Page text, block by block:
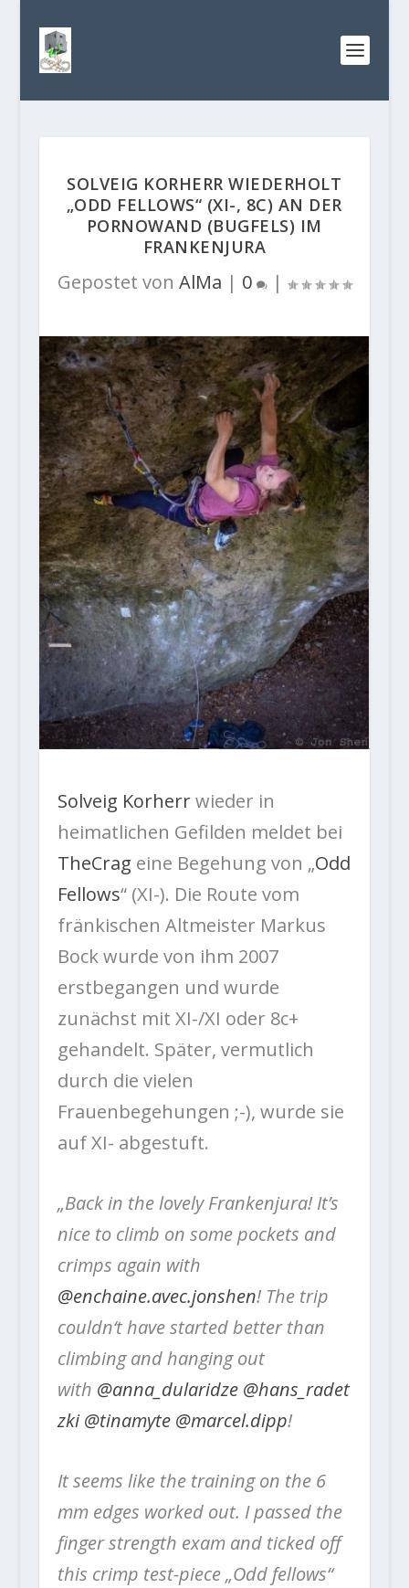
SOLVEIG KORHERR WIEDERHOLT
„ODD FELLOWS“ (XI-, 8C) AN DER
PORNOWAND (BUGFELS) IM
FRANKENJURA
Gepostet von AlMa | 0 |
Solveig Korherrwieder in
heimatlichen Gefilden meldet bei
TheCrag eine Begehung von „Odd
Fellows“ (XI-). Die Route vom
fränkischen Altmeister Markus
Bock wurde von ihm 2007
erstbegangen und wurde
zunächst mit XI-/XI oder 8c+
gehandelt. Später, vermutlich
durch die vielen
Frauenbegehungen ;-), wurde sie
auf XI- abgestuft.
„Back in the lovely Frankenjura! It’s
nice to climb on some pockets and
crimps again with
@enchaine.avec.jonshen! The trip
couldn‘t have started better than
climbing and hanging out
with @anna_dularidze @hans_radet
zki @tinamyte @marcel.dipp!
It seems like the training on the 6
mm edges worked out. I passed the
finger strength exam and ticked off
this crimp test-piece „Odd fellows“